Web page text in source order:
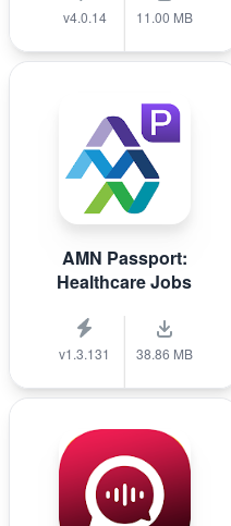
v4.0.14 11.00 MB
AMN Passport:
Healthcare Jobs
v1.3.131 38.86 MB